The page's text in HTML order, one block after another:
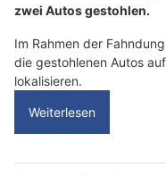
zwei Autos gestohlen.
Im Rahmen der
die gestohlenen Autos
lokalisieren.
Weiterlesen